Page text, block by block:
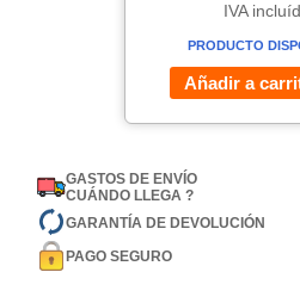
IVA
PRODUCTO
Añadir a
GASTOS DE ENVÍO
CUÁNDO LLEGA ?
GARANTÍA DE DEVOLUCIÓN
PAGO SEGURO